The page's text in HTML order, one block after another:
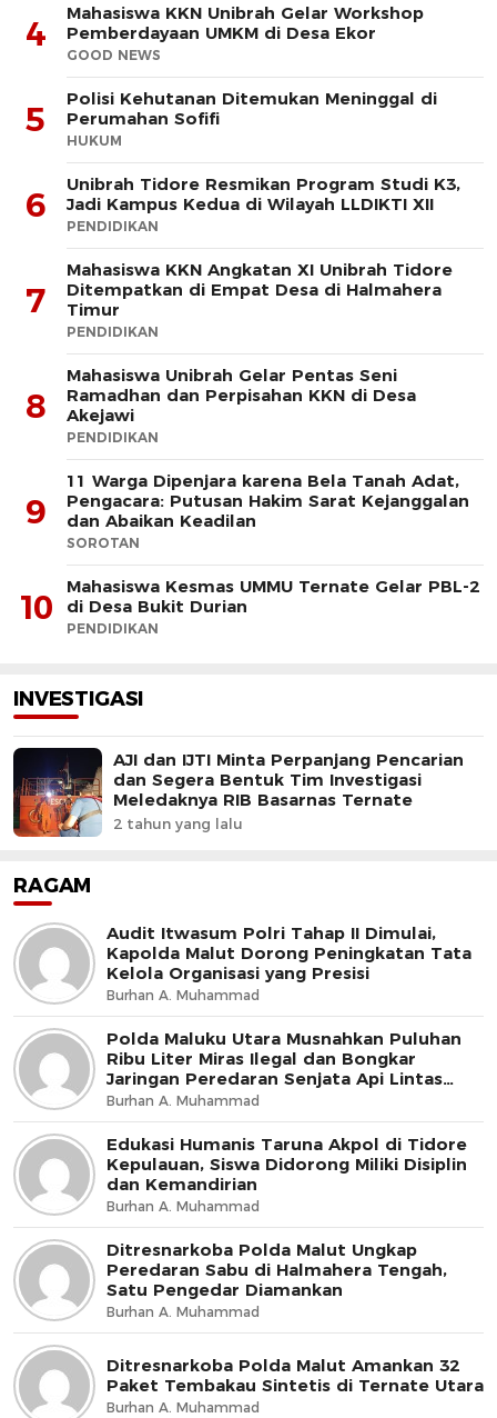
4
Mahasiswa KKN Unibrah Gelar Workshop
Pemberdayaan UMKM di Desa Ekor
GOOD NEWS
5
Polisi Kehutanan Ditemukan Meninggal di
Perumahan Sofifi
HUKUM
6
Unibrah Tidore Resmikan Program Studi K3,
Jadi Kampus Kedua di Wilayah LLDIKTI XII
PENDIDIKAN
7
Mahasiswa KKN Angkatan XI Unibrah Tidore
Ditempatkan di Empat Desa di Halmahera
Timur
PENDIDIKAN
8
Mahasiswa Unibrah Gelar Pentas Seni
Ramadhan dan Perpisahan KKN di Desa
Akejawi
PENDIDIKAN
9
11 Warga Dipenjara karena Bela Tanah Adat,
Pengacara: Putusan Hakim Sarat Kejanggalan
dan Abaikan Keadilan
SOROTAN
10
Mahasiswa Kesmas UMMU Ternate Gelar PBL-2
di Desa Bukit Durian
PENDIDIKAN
INVESTIGASI
AJI dan IJTI Minta Perpanjang Pencarian
dan Segera Bentuk Tim Investigasi
Meledaknya RIB Basarnas Ternate
2 tahun yang lalu
RAGAM
Audit Itwasum Polri Tahap II Dimulai,
Kapolda Malut Dorong Peningkatan Tata
Kelola Organisasi yang Presisi
Burhan A. Muhammad
Polda Maluku Utara Musnahkan Puluhan
Ribu Liter Miras Ilegal dan Bongkar
Jaringan Peredaran Senjata Api Lintas
Negara
Burhan A. Muhammad
Edukasi Humanis Taruna Akpol di Tidore
Kepulauan, Siswa Didorong Miliki Disiplin
dan Kemandirian
Burhan A. Muhammad
Ditresnarkoba Polda Malut Ungkap
Peredaran Sabu di Halmahera Tengah,
Satu Pengedar Diamankan
Burhan A. Muhammad
Ditresnarkoba Polda Malut Amankan 32
Paket Tembakau Sintetis di Ternate Utara
Burhan A. Muhammad